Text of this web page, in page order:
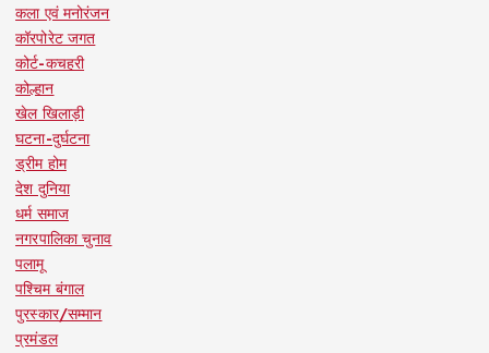
कला एवं मनोरंजन
कॉरपोरेट जगत
कोर्ट-कचहरी
कोल्हान
खेल खिलाड़ी
घटना-दुर्घटना
ड्रीम होम
देश दुनिया
धर्म समाज
नगरपालिका चुनाव
पलामू
पश्चिम बंगाल
पुरस्कार/सम्मान
प्रमंडल